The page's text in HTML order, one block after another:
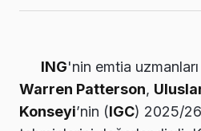
ING'nin emtia uzmanları
Warren Patterson,
Konseyi’nin (IGC) 2025/